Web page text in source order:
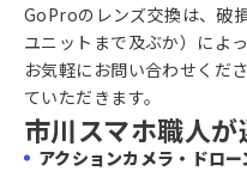
GoProのレンズ交換は、破
ユニットまで及ぶか）によ
お気軽にお問い合わせくだ
ていただきます。
市川スマホ職人
アクションカメラ・ドロ